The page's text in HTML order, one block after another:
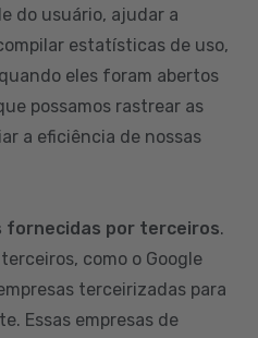
do usuário, ajudar a
estatísticas de uso,
eles foram abertos
possamos rastrear as
a eficiência de nossas
fornecidas por terceiros.
como o Google
terceirizadas para
Essas empresas de